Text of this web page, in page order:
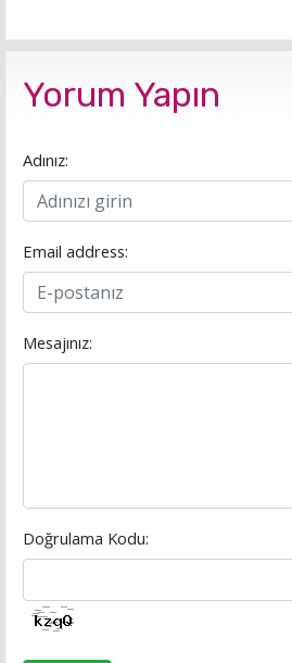
Yorum Yapın
Adınız:
Email address:
Mesajınız:
Doğrulama Kodu: